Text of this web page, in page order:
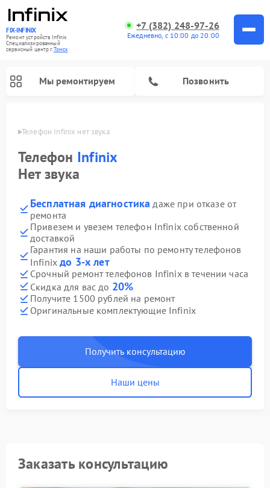
FIX-INFINIX
Ремонт устройств Infinix
Специализированный
cервисный центр г.Томск
+7 (382) 248-97-26
Ежедневно, с 10:00 до 20:00
Мы ремонтируем Позвонить
Телефон Infinix нет звука
Телефон Infinix
Нет звука
Бесплатная диагностика даже при отказе от
ремонта
Привезем и увезем телефон Infinix собственной
доставкой
Гарантия на наши работы по ремонту телефонов
Infinixдо 3-х лет
Срочный ремонт телефонов Infinix в течении часа
Скидка для вас до 20%
Получите 1500 рублей на ремонт
Оригинальные комплектующие Infinix
Получить консультацию
Наши цены
Заказать консультацию